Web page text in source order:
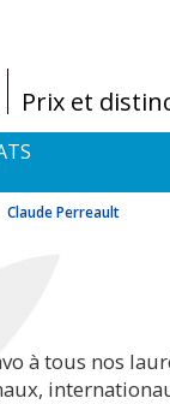
/Prix et
Claude Perreault
à tous nos